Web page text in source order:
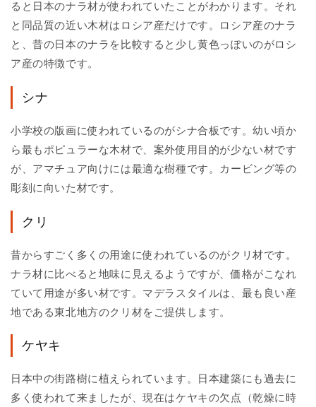
ると日本のナラ材が使われていたことがわかります。それ
と同品質の近い木材はロシア産だけです。ロシア産のナラ
と、昔の日本のナラを比較すると少し黄色っぽいのがロシ
ア産の特徴です。
シナ
小学校の版画に使われているのがシナ合板です。幼い頃か
ら最もポピュラーな木材で、案外使用目的が少ない材です
が、アマチュア向けには最適な樹種です。カービング等の
彫刻に向いた材です。
クリ
昔からすごく多くの用途に使われているのがクリ材です。
ナラ材に比べると地味に見えるようですが、価格がこなれ
ていて用途が多い材です。マデラスタイルは、最も良い産
地である東北地方のクリ材をご提供します。
ケヤキ
日本中の街路樹に植えられています。日本建築にも過去に
多く使われて来ましたが、現在はケヤキの欠点（乾燥に時